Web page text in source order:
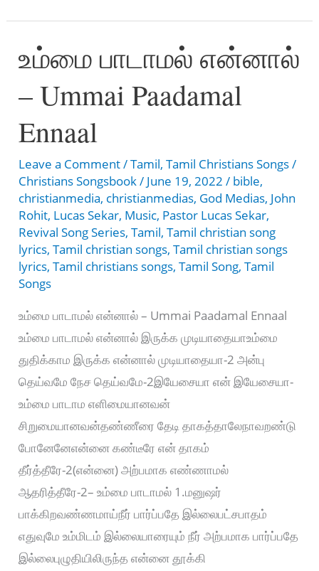
உம்மை
துதிக்கும்-
Yen
Uthadu
Thuthikum
உம்மை பாடாமல் என்னால்
– Ummai Paadamal
Ennaal
Leave a Comment/Tamil,Tamil Christians Songs/
Christians Songsbook/ June 19, 2022/ bible,
christianmedia, christianmedias, God Medias, John
Rohit, Lucas Sekar, Music, Pastor Lucas Sekar,
Revival Song Series,Tamil,Tamil christian song
lyrics,Tamil christian songs,Tamil christian songs
lyrics,Tamil christians songs,Tamil Song,Tamil
Songs
உம்மை பாடாமல் என்னால் – Ummai Paadamal Ennaal
உம்மை பாடாமல் என்னால் இருக்க முடியாதையாஉம்மை
துதிக்காம இருக்க என்னால் முடியாதையா-2 அன்பு
தெய்வமே நேச தெய்வமே-2இயேசையா என் இயேசையா-
உம்மை பாடாம எளிமையானவன்
சிறுமையானவன்தண்ணீரை தேடி தாகத்தாலேநாவறண்டு
போனேனேஎன்னை கண்டீரே என் தாகம்
தீர்த்தீரே-2(என்னை) அற்பமாக எண்ணாமல்
ஆதரித்தீரே-2– உம்மை பாடாமல் 1.மனுஷர்
பாக்கிறவண்ணமாய்நீர் பார்ப்பதே இல்லைபட்சபாதம்
எதுவுமே உம்மிடம் இல்லையாரையும் நீர் அற்பமாக பார்ப்பதே
இல்லைபுழுதியிலிருந்த என்னை தூக்கி